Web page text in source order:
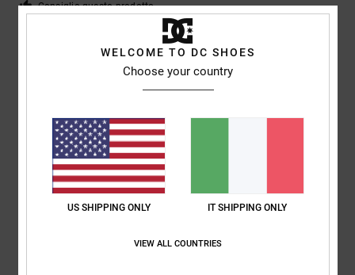
Consiglio questo prodotto
4/5
18. maggio 2026
I pantaloni sono meno larghi del previsto, ma sono molto comodi.
Mostra originale - Dutch
Comfort: 5/5 Rapporto qualità-prezzo
Materiale: 5/5 Colore: 5/5
Consiglio questo prodotto
4
WELCOME TO DC SHOES
Choose your country
US SHIPPING ONLY IT SHIPPING ONLY
VIEW ALL COUNTRIES